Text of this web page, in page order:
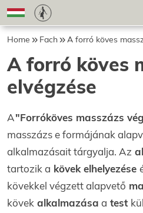
Home Fach A forró köves
A forró köves
elvégzése
A"Forróköves masszázs
masszázs e formájának
alkalmazásait tárgyalja. Az
tartozik a kövek elhelyezése
kövekkel végzett alapvető
kövek alkalmazása a test